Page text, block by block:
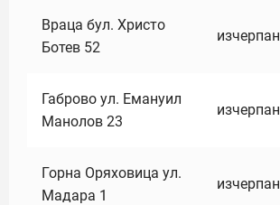
Враца бул. Христо
Ботев 52
изчерпан
Габрово ул. Емануил
Манолов 23
изчерпан
Горна Оряховица ул.
Мадара 1
изчерпан